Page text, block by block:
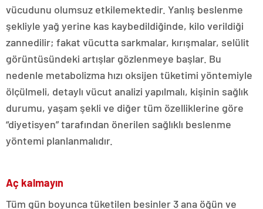
vücudunu olumsuz etkilemektedir. Yanlış beslenme
şekliyle yağ yerine kas kaybedildiğinde, kilo verildiği
zannedilir; fakat vücutta sarkmalar, kırışmalar, selülit
görüntüsündeki artışlar gözlenmeye başlar. Bu
nedenle metabolizma hızı oksijen tüketimi yöntemiyle
ölçülmeli, detaylı vücut analizi yapılmalı, kişinin sağlık
durumu, yaşam şekli ve diğer tüm özelliklerine göre
“diyetisyen” tarafından önerilen sağlıklı beslenme
yöntemi planlanmalıdır.
Aç kalmayın
Tüm gün boyunca tüketilen besinler 3 ana öğün ve